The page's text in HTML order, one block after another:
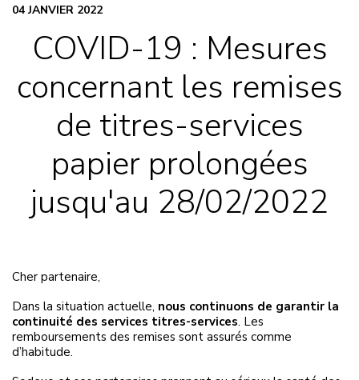
04 JANVIER 2022
COVID-19 : Mesures
concernant les remises
de titres-services
papier prolongées
jusqu'au 28/02/2022
Cher partenaire,
Dans la situation actuelle, nous continuons de garantir la
continuité des services titres-services. Les
remboursements des remises sont assurés comme
d’habitude.